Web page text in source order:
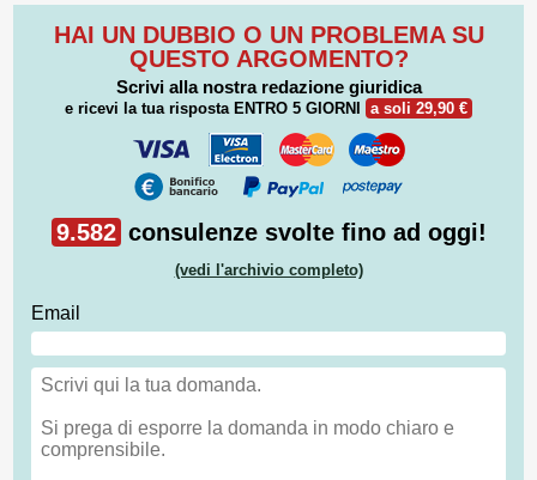
HAI UN DUBBIO O UN PROBLEMA SU
QUESTO ARGOMENTO?
Scrivi alla nostra redazione giuridica
e ricevi la tua risposta ENTRO 5 GIORNI a soli 29,90 €
9.582 consulenze svolte fino ad oggi!
(vedi l'archivio completo)
Email